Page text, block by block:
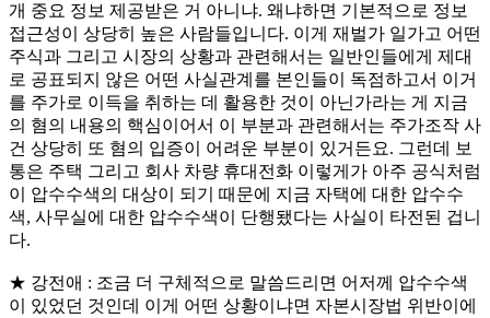
개 중요 정보 제공받은 거 아니냐. 왜냐하면 기본적으로 정보
접근성이 상당히 높은 사람들입니다. 이게 재벌가 일가고 어떤
주식과 그리고 시장의 상황과 관련해서는 일반인들에게 제대
로 공표되지 않은 어떤 사실관계를 본인들이 독점하고서 이거
를 주가로 이득을 취하는 데 활용한 것이 아닌가라는 게 지금
의 혐의 내용의 핵심이어서 이 부분과 관련해서는 주가조작 사
건 상당히 또 혐의 입증이 어려운 부분이 있거든요. 그런데 보
통은 주택 그리고 회사 차량 휴대전화 이렇게가 아주 공식처럼
이 압수수색의 대상이 되기 때문에 지금 자택에 대한 압수수
색, 사무실에 대한 압수수색이 단행됐다는 사실이 타전된 겁니
다.
★ 강전애 : 조금 더 구체적으로 말씀드리면 어저께 압수수색
이 있었던 것인데 이게 어떤 상황이냐면 자본시장법 위반이에